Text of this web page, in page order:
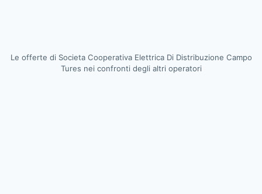
Le offerte di Societa Cooperativa Elettrica Di Distribuzione Campo
Tures nei confronti degli altri operatori